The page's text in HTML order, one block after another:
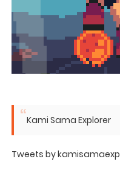
Kami Sama Explorer
Tweets by kamisamaexp